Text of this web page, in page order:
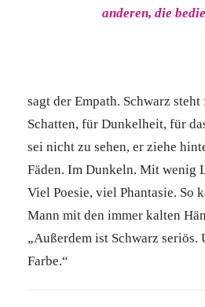
anderen, die
sagt der Empath. Schwarz
Schatten, für Dunkelheit, für
sei nicht zu sehen, er ziehe
Fäden. Im Dunkeln. Mit wenig
Viel Poesie, viel Phantasie. So
Mann mit den immer kalten
„Außerdem ist Schwarz seriös.
Farbe.“